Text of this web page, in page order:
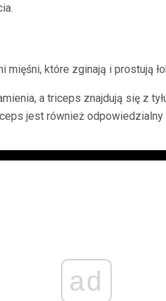
mięśni, które zginają i prostują
a triceps znajdują się z
jest również
ad